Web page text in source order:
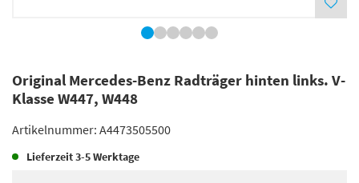
Original Mercedes-Benz Radträger hinten links. V-
Klasse W447, W448
Artikelnummer: A4473505500
Lieferzeit3-5 Werktage